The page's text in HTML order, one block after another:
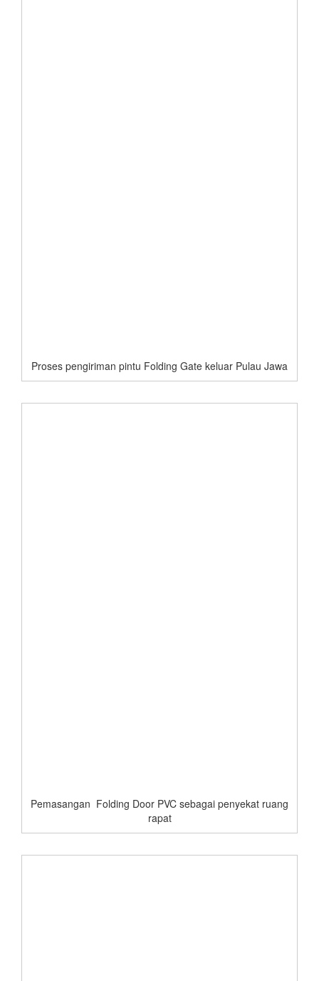
Proses pengiriman pintu Folding Gate keluar Pulau Jawa
Pemasangan Folding Door PVC sebagai penyekat ruang
rapat